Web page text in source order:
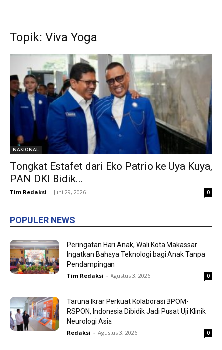
Topik: Viva Yoga
NASIONAL
Tongkat Estafet dari Eko Patrio ke Uya Kuya,
PAN DKI Bidik...
Tim Redaksi - Juni 29, 2026 0
POPULER NEWS
Peringatan Hari Anak, Wali Kota Makassar
Ingatkan Bahaya Teknologi bagi Anak Tanpa
Pendampingan
Tim Redaksi - Agustus 3, 2026 0
Taruna Ikrar Perkuat Kolaborasi BPOM-
RSPON, Indonesia Dibidik Jadi Pusat Uji Klinik
Neurologi Asia
Redaksi - Agustus 3, 2026 0